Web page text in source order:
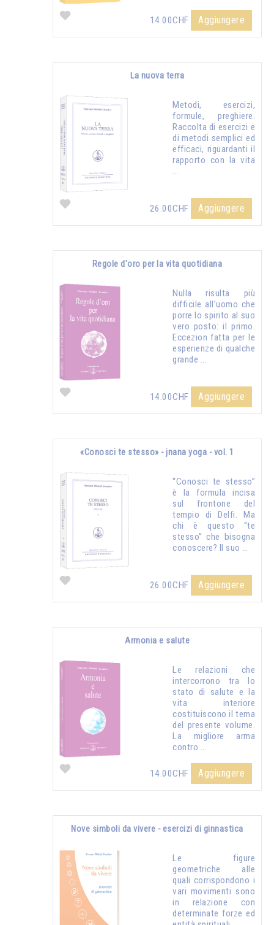
14.00CHF Aggiungere
La nuova terra
Metodi, esercizi,
formule, preghiere.
Raccolta di esercizi e
di metodi semplici ed
efficaci, riguardanti il
rapporto con la vita
…
26.00CHF Aggiungere
Regole d'oro per la vita quotidiana
Nulla risulta più
difficile all’uomo che
porre lo spirito al suo
vero posto: il primo.
Eccezion fatta per le
esperienze di qualche
grande …
14.00CHF Aggiungere
«Conosci te stesso» - jnana yoga - vol. 1
“Conosci te stesso”
è la formula incisa
sul frontone del
tempio di Delfi. Ma
chi è questo “te
stesso” che bisogna
conoscere? Il suo …
26.00CHF Aggiungere
Armonia e salute
Le relazioni che
intercorrono tra lo
stato di salute e la
vita interiore
costituiscono il tema
del presente volume.
La migliore arma
contro …
14.00CHF Aggiungere
Nove simboli da vivere - esercizi di ginnastica
Le figure
geometriche alle
quali corrispondono i
vari movimenti sono
in relazione con
determinate forze ed